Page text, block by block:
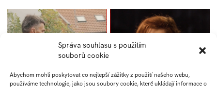
Správa souhlasu s použitím
souborů cookie
Abychom mohli poskytovat co nejlepší zážitky z použití našeho webu,
používáme technologie, jako jsou soubory cookie, které ukládají informace o